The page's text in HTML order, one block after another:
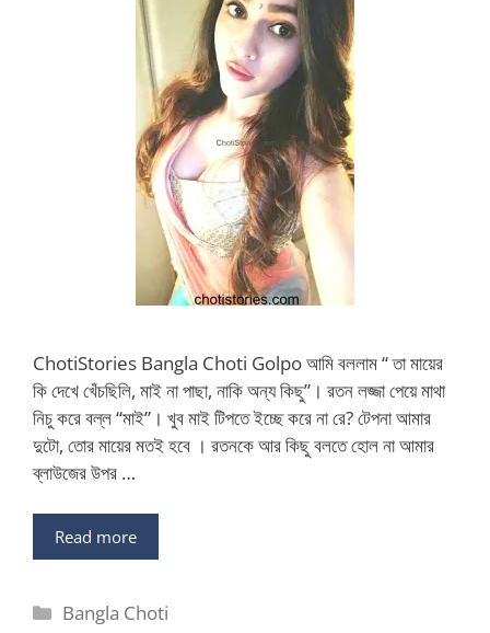
ChotiStories Bangla Choti Golpo আমি বললাম “ তা মায়ের
কি দেখে খেঁচছিলি, মাই না পাছা, নাকি অন্য কিছু”। রতন লজ্জা পেয়ে মাথা
নিচু করে বল্ল “মাই”। খুব মাই টিপতে ইচ্ছে করে না রে? টেপনা আমার
দুটো, তোর মায়ের মতই হবে । রতনকে আর কিছু বলতে হোল না আমার
ব্লাউজের উপর …
Read more
Categories
Bangla Choti